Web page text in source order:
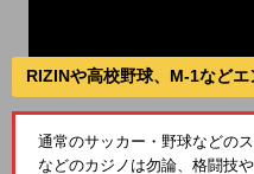
RIZINや高校野球、M-1など
通常のサッカー・野球などの
などのカジノは勿論、格闘技